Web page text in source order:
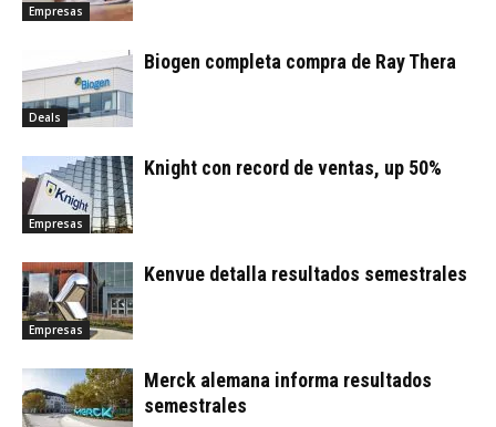
Empresas
Deals
Biogen completa compra de Ray Thera
Empresas
Knight con record de ventas, up 50%
Empresas
Kenvue detalla resultados semestrales
Merck alemana informa resultados
semestrales